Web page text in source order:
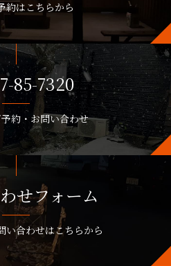
約はこちらから
85-7320
約・お問い合わせ
せフォーム
い合わせはこちらから